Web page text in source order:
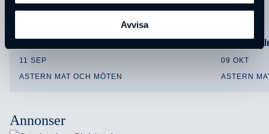
Avvisa
11 SEP
ASTERN MAT OCH MÖTEN
Sören
09 OKT
ASTERN
Annonser